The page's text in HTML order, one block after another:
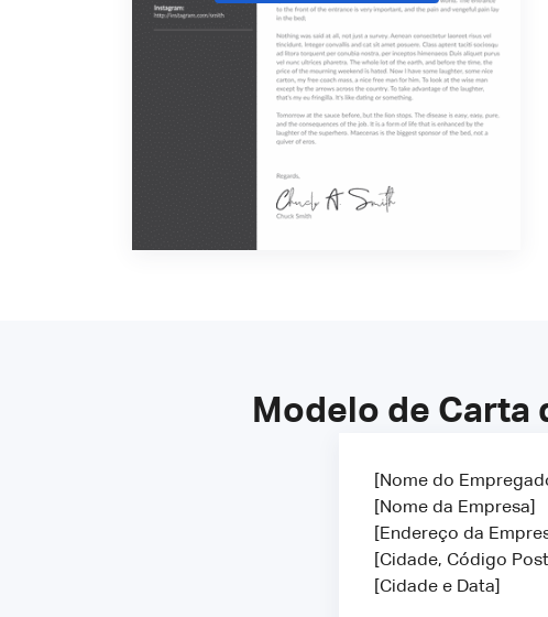
Modelo de Carta
[Nome do
[Nome da Empresa]
[Endereço da
[Cidade, Código
[Cidade e Data]